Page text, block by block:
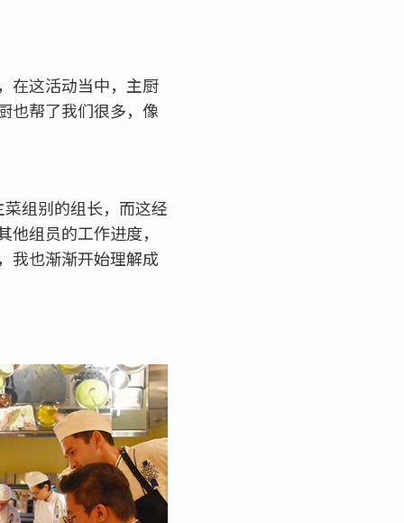
在这活动当中，主厨
也帮了我们很多，像
组别的组长，而这经
组员的工作进度，
我也渐渐开始理解成